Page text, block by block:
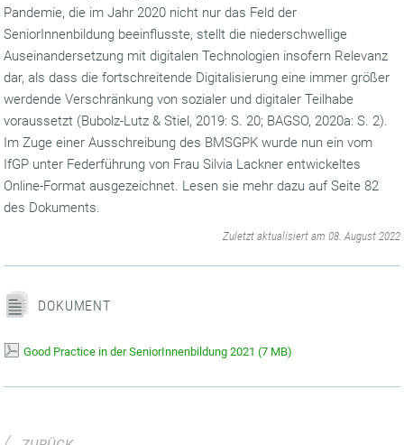
Pandemie, die im Jahr 2020 nicht nur das Feld der
SeniorInnenbildung beeinflusste, stellt die niederschwellige
Auseinandersetzung mit digitalen Technologien insofern Relevanz
dar, als dass die fortschreitende Digitalisierung eine immer größer
werdende Verschränkung von sozialer und digitaler Teilhabe
voraussetzt (Bubolz-Lutz & Stiel, 2019: S. 20; BAGSO, 2020a: S. 2).
Im Zuge einer Ausschreibung des BMSGPK wurde nun ein vom
IfGP unter Federführung von Frau Silvia Lackner entwickeltes
Online-Format ausgezeichnet. Lesen sie mehr dazu auf Seite 82
des Dokuments.
Zuletzt aktualisiert am 08. August 2022
DOKUMENT
Good Practice in der SeniorInnenbildung 2021 (7 MB)